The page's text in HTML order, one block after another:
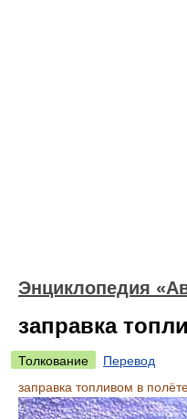
Энциклопедия
заправка
Толкование
Перевод
заправка топливом в